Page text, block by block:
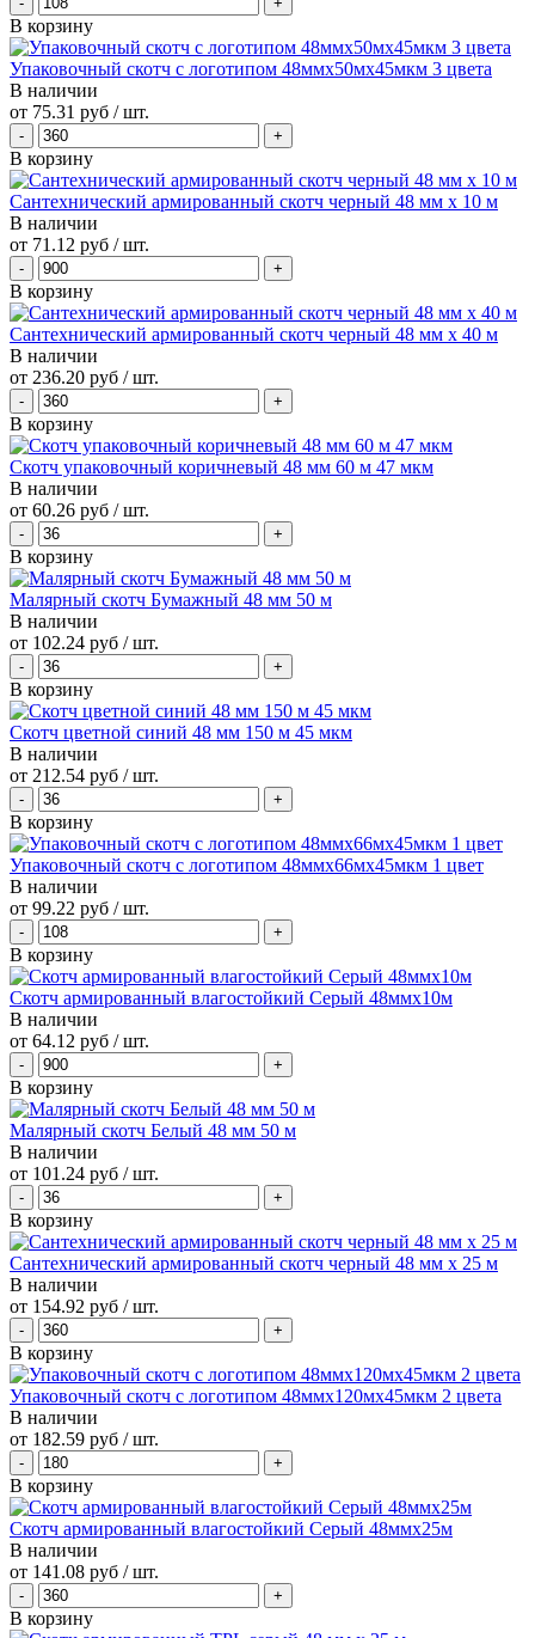
В корзину
Упаковочный скотч с логотипом 48ммx50мx45мкм 3 цвета
В наличии
от 75.31 руб / шт.
В корзину
Сантехнический армированный скотч черный 48 мм х 10 м
В наличии
от 71.12 руб / шт.
В корзину
Сантехнический армированный скотч черный 48 мм х 40 м
В наличии
от 236.20 руб / шт.
В корзину
Скотч упаковочный коричневый 48 мм 60 м 47 мкм
В наличии
от 60.26 руб / шт.
В корзину
Малярный скотч Бумажный 48 мм 50 м
В наличии
от 102.24 руб / шт.
В корзину
Скотч цветной синий 48 мм 150 м 45 мкм
В наличии
от 212.54 руб / шт.
В корзину
Упаковочный скотч с логотипом 48ммx66мx45мкм 1 цвет
В наличии
от 99.22 руб / шт.
В корзину
Скотч армированный влагостойкий Серый 48ммх10м
В наличии
от 64.12 руб / шт.
В корзину
Малярный скотч Белый 48 мм 50 м
В наличии
от 101.24 руб / шт.
В корзину
Сантехнический армированный скотч черный 48 мм х 25 м
В наличии
от 154.92 руб / шт.
В корзину
Упаковочный скотч с логотипом 48ммx120мx45мкм 2 цвета
В наличии
от 182.59 руб / шт.
В корзину
Скотч армированный влагостойкий Серый 48ммх25м
В наличии
от 141.08 руб / шт.
В корзину